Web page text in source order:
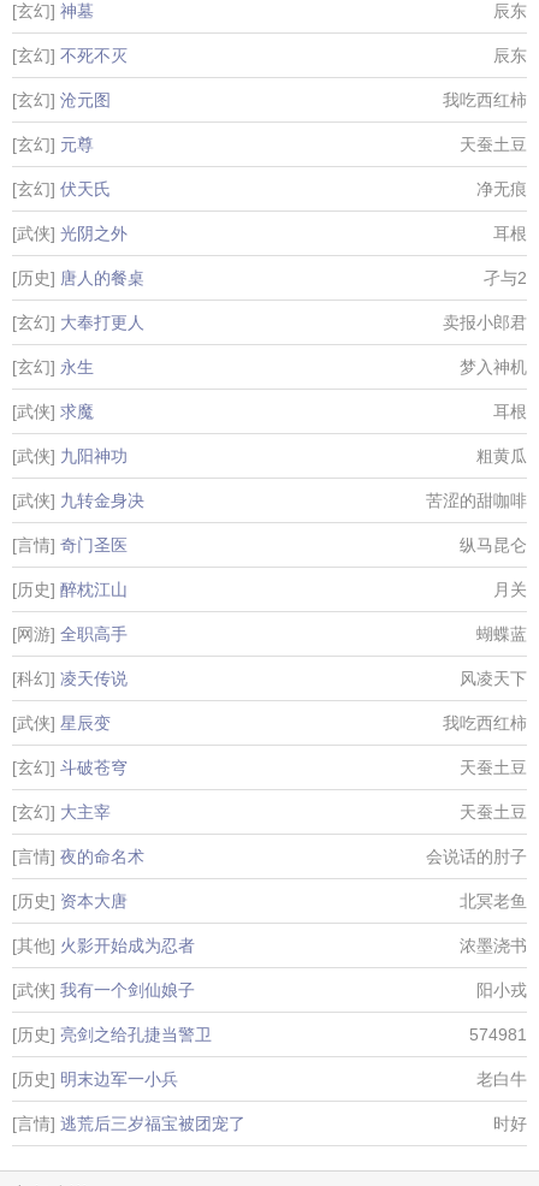
[玄幻] 神墓 辰东
[玄幻] 不死不灭 辰东
[玄幻] 沧元图 我吃西红柿
[玄幻] 元尊 天蚕土豆
[玄幻] 伏天氏 净无痕
[武侠] 光阴之外 耳根
[历史] 唐人的餐桌 孑与2
[玄幻] 大奉打更人 卖报小郎君
[玄幻] 永生 梦入神机
[武侠] 求魔 耳根
[武侠] 九阳神功 粗黄瓜
[武侠] 九转金身决 苦涩的甜咖啡
[言情] 奇门圣医 纵马昆仑
[历史] 醉枕江山 月关
[网游] 全职高手 蝴蝶蓝
[科幻] 凌天传说 风凌天下
[武侠] 星辰变 我吃西红柿
[玄幻] 斗破苍穹 天蚕土豆
[玄幻] 大主宰 天蚕土豆
[言情] 夜的命名术 会说话的肘子
[历史] 资本大唐 北冥老鱼
[其他] 火影开始成为忍者 浓墨浇书
[武侠] 我有一个剑仙娘子 阳小戎
[历史] 亮剑之给孔捷当警卫 574981
[历史] 明末边军一小兵 老白牛
[言情] 逃荒后三岁福宝被团宠了 时好